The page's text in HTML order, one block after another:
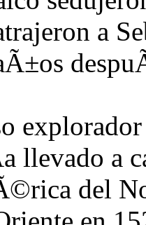
a
explo
llevado a
del